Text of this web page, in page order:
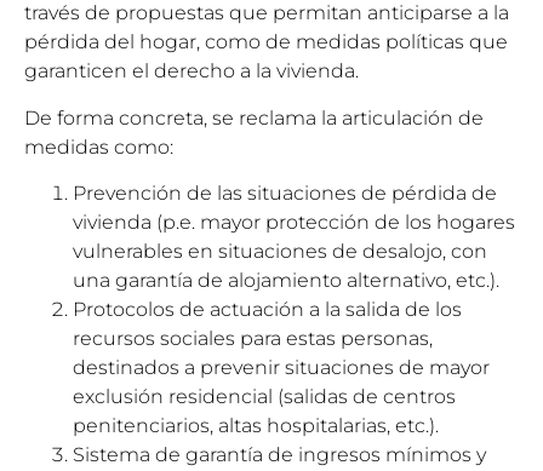
través de propuestas que permitan anticiparse a la
pérdida del hogar, como de medidas políticas que
garanticen el derecho a la vivienda.
De forma concreta, se reclama la articulación de
medidas como:
Prevención de las situaciones de pérdida de
vivienda (p.e. mayor protección de los hogares
vulnerables en situaciones de desalojo, con
una garantía de alojamiento alternativo, etc.).
Protocolos de actuación a la salida de los
recursos sociales para estas personas,
destinados a prevenir situaciones de mayor
exclusión residencial (salidas de centros
penitenciarios, altas hospitalarias, etc.).
Sistema de garantía de ingresos mínimos y